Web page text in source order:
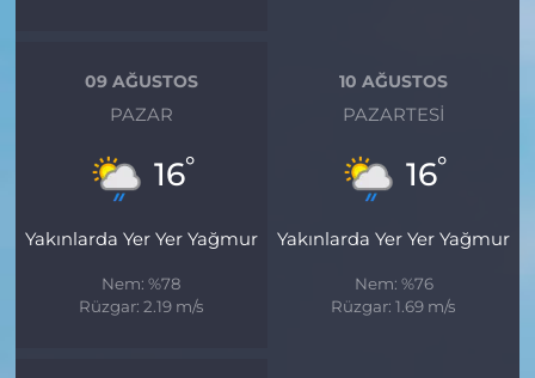
09 AĞUSTOS
PAZAR
16°
Yakınlarda Yer Yer Yağmur
Nem: %78
Rüzgar: 2.19 m/s
10 AĞUSTOS
PAZARTESI
16°
Yakınlarda Yer Yer Yağmur
Nem: %76
Rüzgar: 1.69 m/s